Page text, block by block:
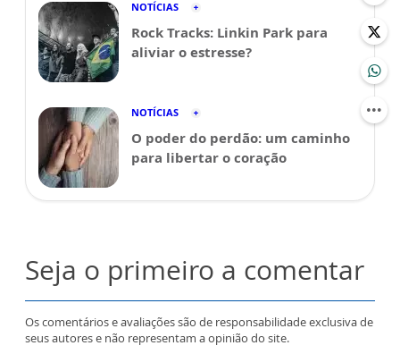
NOTÍCIAS
Rock Tracks: Linkin Park para
aliviar o estresse?
NOTÍCIAS
O poder do perdão: um caminho
para libertar o coração
Seja o primeiro a comentar
Os comentários e avaliações são de responsabilidade exclusiva de
seus autores e não representam a opinião do site.